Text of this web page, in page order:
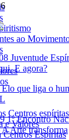
ao
Centros espíritas
e Valores
Centros Espíritas
Juventude
E agora?
Elo que liga o
1º Encontro
Arte transforma